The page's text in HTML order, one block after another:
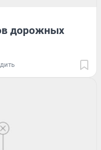
дорожных